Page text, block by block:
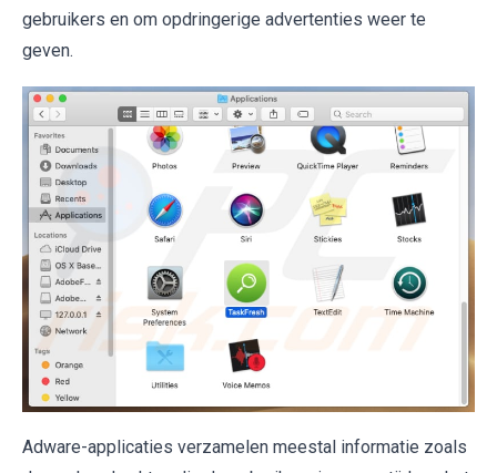
gebruikers en om opdringerige advertenties weer te
geven.
Adware-applicaties verzamelen meestal informatie zoals